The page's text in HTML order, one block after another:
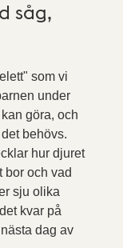
såg,
som vi
under
göra, och
behövs.
hur djuret
bor och vad
sju olika
kvar på
dag av